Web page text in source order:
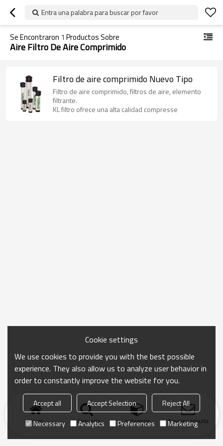
Entra una palabra para buscar por favor
Se Encontraron 1 Productos Sobre
Aire Filtro De Aire Comprimido
Filtro de aire comprimido Nuevo Tipo
Filtro de aire comprimido, filtros de aire, elemento
filtrante.
KL filtro ofrece una alta calidad compresse
Inicio búsqueda categoría Enviar consulta
Cookie settings
We use cookies to provide you with the best possible
experience. They also allow us to analyze user behavior in
order to constantly improve the website for you.
Accept all Accept Selection
Reject All
Necessary
Analytics Preferences Marketing